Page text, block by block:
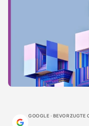
GOOGLE · BEVORZUGTE